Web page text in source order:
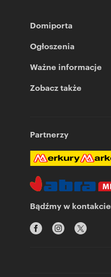
Domiporta
Ogłoszenia
Ważne informacje
Zobacz także
Partnerzy
Bądźmy w kontakcie